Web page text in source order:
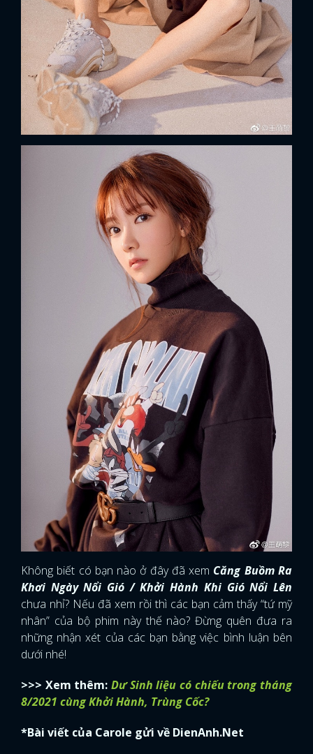
Không biết có bạn nào ở đây đã xem Căng Buồm Ra
Khơi Ngày Nổi Gió / Khởi Hành Khi Gió Nổi Lên
chưa nhỉ? Nếu đã xem rồi thì các bạn cảm thấy “tứ mỹ
nhân” của bộ phim này thế nào? Đừng quên đưa ra
những nhận xét của các bạn bằng việc bình luận bên
dưới nhé!
>>> Xem thêm: Dư Sinh liệu có chiếu trong tháng
8/2021 cùng Khởi Hành, Trùng Cốc?
*Bài viết của Carole gửi về DienAnh.Net